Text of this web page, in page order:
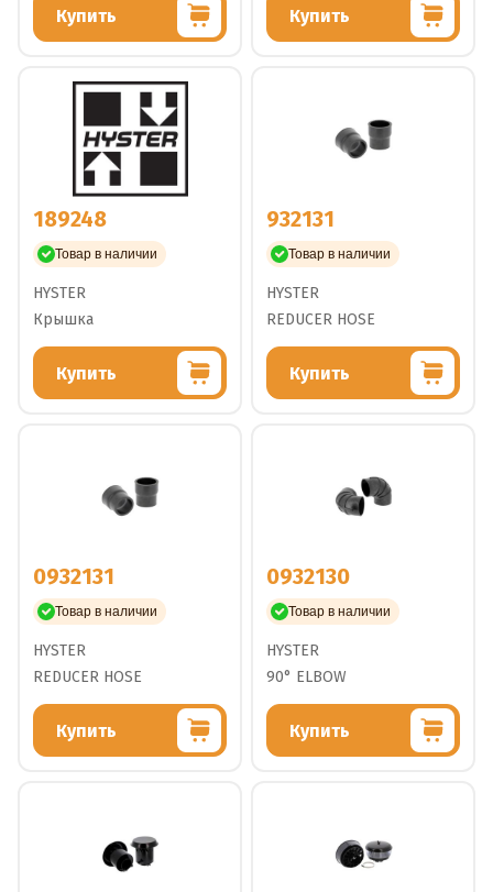
Купить Купить
189248
Товар в наличии
HYSTER
Крышка
Купить
932131
Товар в наличии
HYSTER
REDUCER HOSE
Купить
0932131
Товар в наличии
HYSTER
REDUCER HOSE
Купить
0932130
Товар в наличии
HYSTER
90° ELBOW
Купить